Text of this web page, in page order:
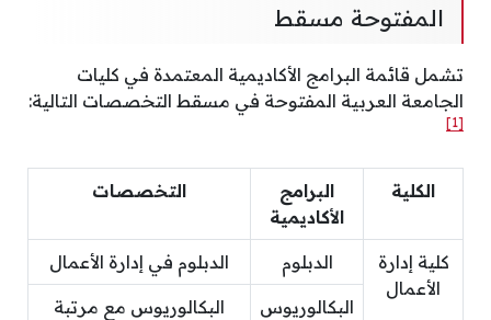
المفتوحة مسقط
تشمل قائمة البرامج الأكاديمية المعتمدة في كليات
الجامعة العربية المفتوحة في مسقط التخصصات التالية:
[1]
الكلية
البرامج
الأكاديمية
التخصصات
كلية إدارة
الأعمال
الدبلوم الدبلوم في إدارة الأعمال
البكالوريوس
البكالوريوس مع مرتبة